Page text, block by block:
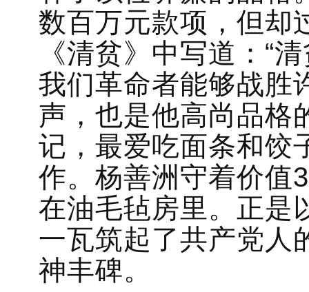
数百万元款项，但却
《清贫》中写道：“
我们革命者能够战胜
声，也是他高尚品格
记，最爱吃面条和饺
作。杨善洲守着价值
在油毛毡房里。正是
一瓦筑起了共产党人
神丰碑。